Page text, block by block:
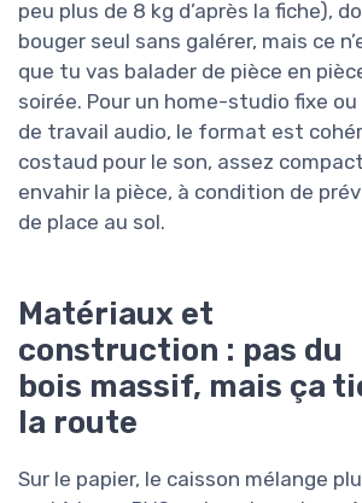
peu plus de 8 kg d’après la fiche),
bouger seul sans galérer, mais ce
que tu vas balader de pièce en
soirée. Pour un home-studio fixe
de travail audio, le format est
costaud pour le son, assez
envahir la pièce, à condition de
de place au sol.
Matériaux et
construction : pas du
bois massif, mais ça
la route
Sur le papier, le caisson mélange